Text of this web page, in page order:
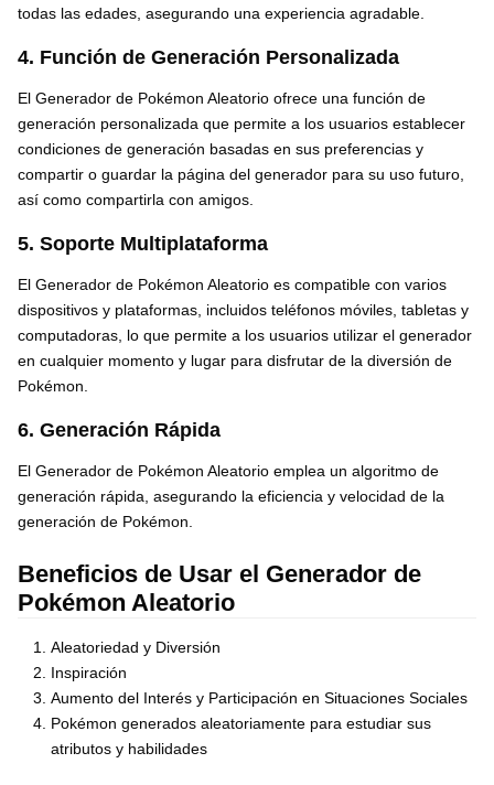
todas las edades, asegurando una experiencia agradable.
4. Función de Generación Personalizada
El Generador de Pokémon Aleatorio ofrece una función de
generación personalizada que permite a los usuarios establecer
condiciones de generación basadas en sus preferencias y
compartir o guardar la página del generador para su uso futuro,
así como compartirla con amigos.
5. Soporte Multiplataforma
El Generador de Pokémon Aleatorio es compatible con varios
dispositivos y plataformas, incluidos teléfonos móviles, tabletas y
computadoras, lo que permite a los usuarios utilizar el generador
en cualquier momento y lugar para disfrutar de la diversión de
Pokémon.
6. Generación Rápida
El Generador de Pokémon Aleatorio emplea un algoritmo de
generación rápida, asegurando la eficiencia y velocidad de la
generación de Pokémon.
Beneficios de Usar el Generador de
Pokémon Aleatorio
Aleatoriedad y Diversión
Inspiración
Aumento del Interés y Participación en Situaciones Sociales
Pokémon generados aleatoriamente para estudiar sus
atributos y habilidades